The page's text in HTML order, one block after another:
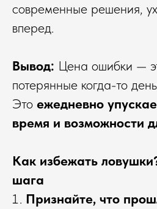
современные решения,
вперед.
Вывод: Цена ошибки —
потерянные когда-то
Это ежедневно
время и возможности
Как избежать
шага
Признайте, что